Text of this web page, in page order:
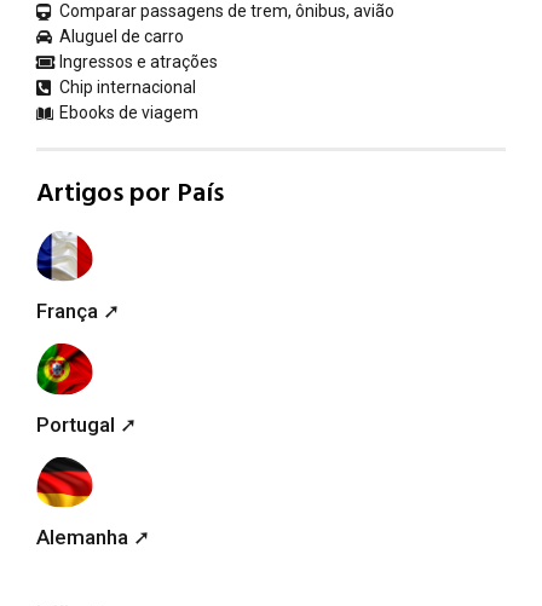
Comparar passagens de trem, ônibus, avião
Aluguel de carro
Ingressos e atrações
Chip internacional
Ebooks de viagem
Artigos por País
França ➚
Portugal ➚
Alemanha ➚